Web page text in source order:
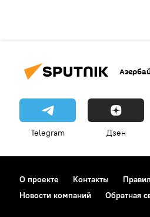
Telegram Дзен
О проекте Контакты
Новости компаний
Обратная